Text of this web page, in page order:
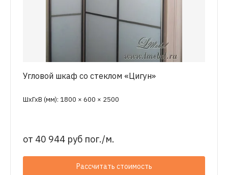
Угловой шкаф со стеклом «Цигун»
ШхГхВ (мм): 1800 × 600 × 2500
от 40 944 руб пог./м.
Рассчитать стоимость